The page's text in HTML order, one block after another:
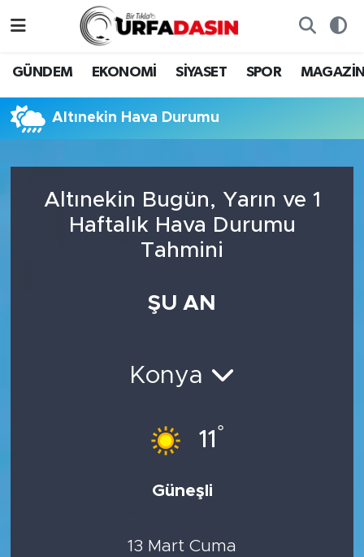
GÜNDEM EKONOMİ SİYASET SPOR
Altınekin Hava Durumu
Altınekin Bugün, Yarın ve 1
Haftalık Hava Durumu
Tahmini
ŞU AN
Konya
11 °
Güneşli
13 Mart Cuma
MAGAZİN
Nöbetçi Eczaneler
Süper Lig Puan Durumu ve Fikstür
Son Dakika Haberleri